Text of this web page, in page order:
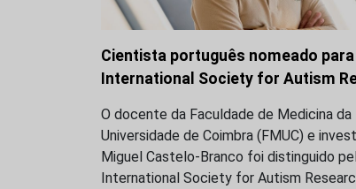
Cientista português nomeado
International Society for Autism
O docente da Faculdade de Medicina da
Universidade de Coimbra (FMUC) e
Miguel Castelo-Branco foi distinguido
International Society for Autism